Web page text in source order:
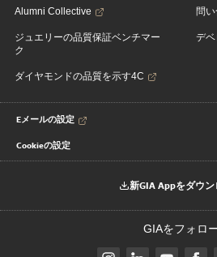
Alumni Collective
ジュエリーの品質保証ベンチマー
ク
ダイヤモンドの品質を示す4C
問
デベ
Eメールの設定
Cookieの設定
新GIA Appをダウン
GIAをフォロ